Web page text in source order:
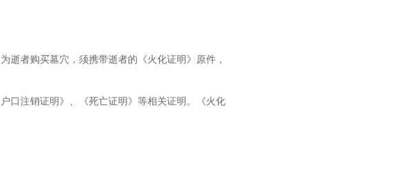
逝者购买墓穴，须携带逝者的《火化证明》原件，
口注销证明》、《死亡证明》等相关证明。《火化